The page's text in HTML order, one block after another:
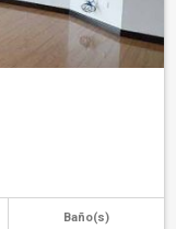
Baño(s)